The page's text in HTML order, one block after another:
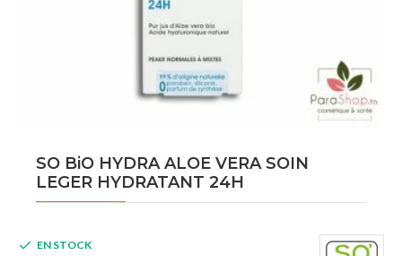
SO BiO HYDRA ALOE VERA SOIN
LEGER HYDRATANT 24H
EN STOCK